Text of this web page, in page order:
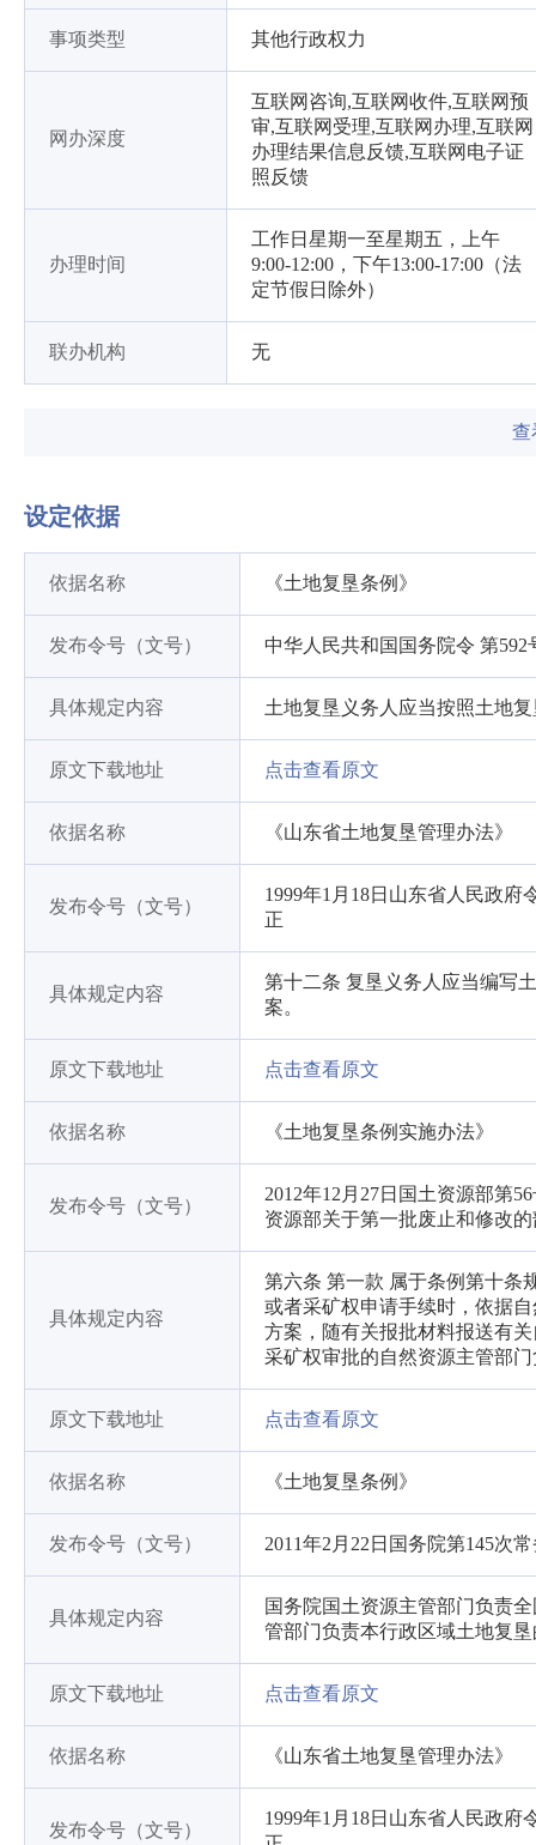
事项类型 其他行政权力
网办深度
互联网咨询,互联网收件,互联网预
审,互联网受理,互联网办理,互联网
办理结果信息反馈,互联网电子证
照反馈
办理时间
工作日星期一至星期五，上午
9:00-12:00，下午13:00-17:00（法
定节假日除外）
联办机构 无
查
设定依据
依据名称 《土地复垦条例》
发布令号（文号） 中华人民共和国国务院令 第592
具体规定内容 土地复垦义务人应当按照土地
原文下载地址 点击查看原文
依据名称 《山东省土地复垦管理办法》
发布令号（文号）
1999年1月18日山东省人民政府
正
具体规定内容
第十二条 复垦义务人应当编写
案。
原文下载地址 点击查看原文
依据名称 《土地复垦条例实施办法》
发布令号（文号）
2012年12月27日国土资源部第
资源部关于第一批废止和修改
具体规定内容
第六条 第一款 属于条例第十条
或者采矿权申请手续时，依据
方案，随有关报批材料报送有
采矿权审批的自然资源主管部
原文下载地址 点击查看原文
依据名称 《土地复垦条例》
发布令号（文号） 2011年2月22日国务院第145次
具体规定内容
国务院国土资源主管部门负责
管部门负责本行政区域土地复
原文下载地址 点击查看原文
依据名称 《山东省土地复垦管理办法》
发布令号（文号）
1999年1月18日山东省人民政府